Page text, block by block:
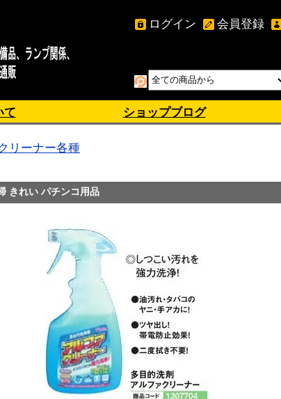
会員登録
ログイン
て ショップブログ
リーナー各種
きれい パチンコ用品